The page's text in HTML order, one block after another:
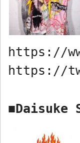
https://
https://
■Daisuke